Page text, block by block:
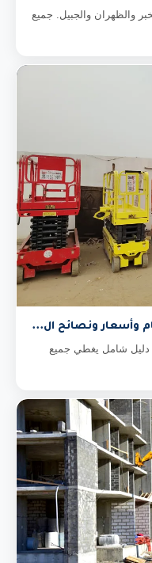
والظهران والجبيل. جميع
وأسعار ونصائح ال...
دليل شامل يغطي جميع